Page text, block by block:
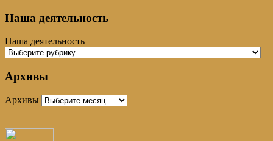
Наша деятельность
Наша деятельность
Архивы
Архивы